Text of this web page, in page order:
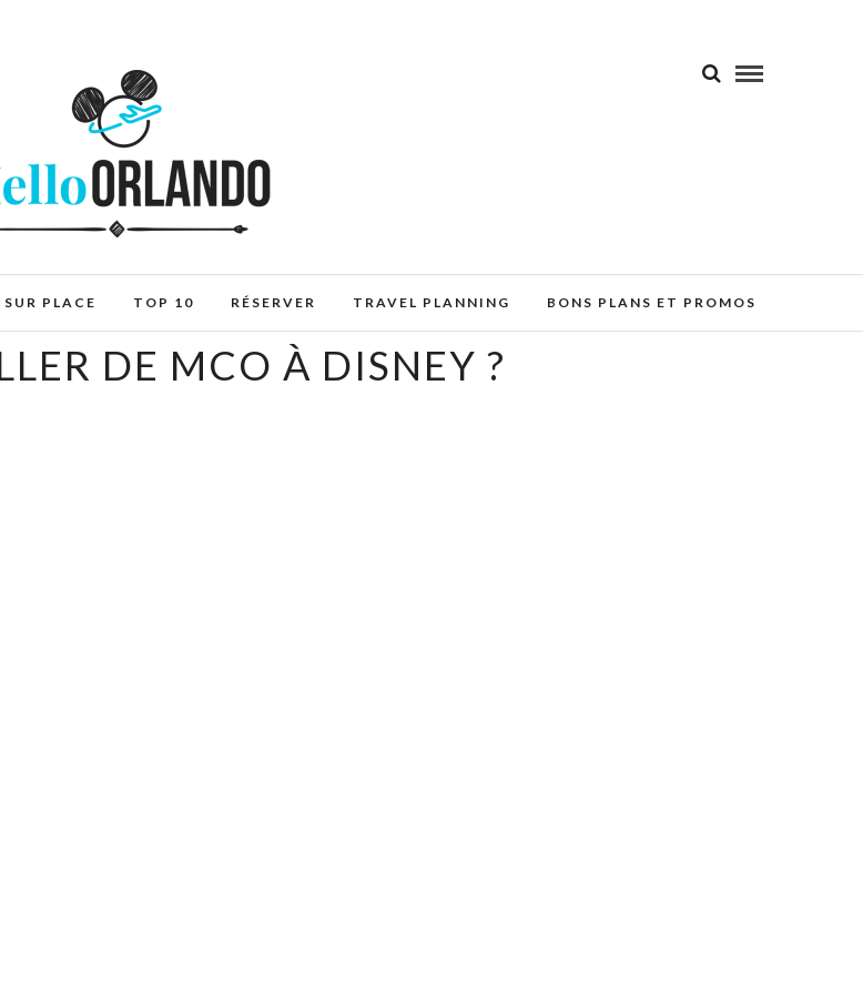
SUR PLACE TOP 10 RÉSERVER TRAVEL PLANNING BONS PLANS ET PROMOS
DE MCO À DISNEY ?